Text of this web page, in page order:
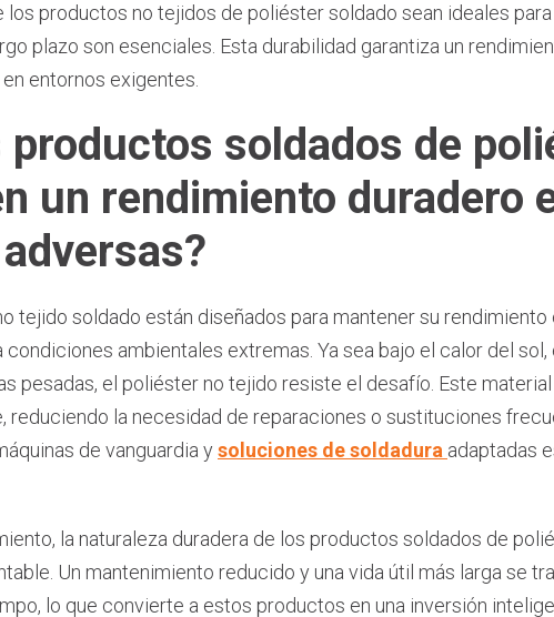
los productos no tejidos de poliéster soldado sean ideales
plazo son esenciales. Esta durabilidad garantiza un
entornos exigentes.
productos soldados de
un rendimiento duradero
tejido soldado están diseñados para mantener su
condiciones ambientales extremas. Ya sea bajo el calor del
pesadas, el poliéster no tejido resiste el desafío. Este
reduciendo la necesidad de reparaciones o sustituciones
de vanguardia ysoluciones de soldadura adaptadas
la naturaleza duradera de los productos soldados de
Un mantenimiento reducido y una vida útil más larga se
lo que convierte a estos productos en una inversión